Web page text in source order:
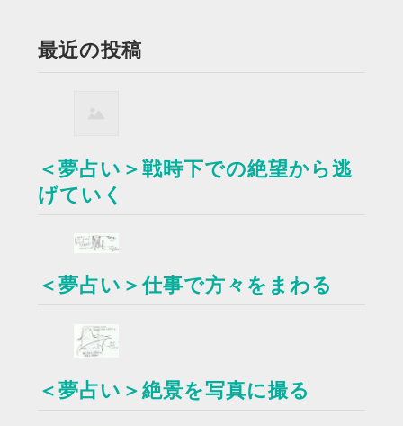
最近の投稿
＜夢占い＞戦時下での絶望から逃
げていく
＜夢占い＞仕事で方々をまわる
＜夢占い＞絶景を写真に撮る